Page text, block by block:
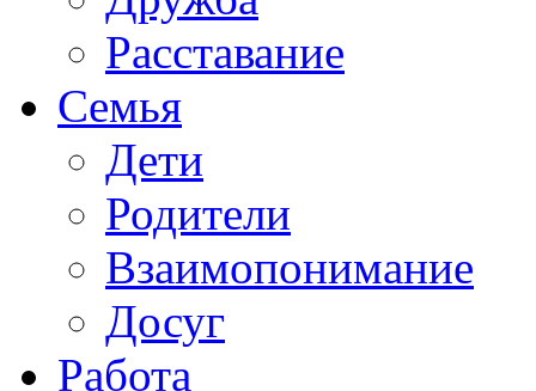
Расставание
Семья
Дети
Родители
Взаимопонимание
Досуг
Работа